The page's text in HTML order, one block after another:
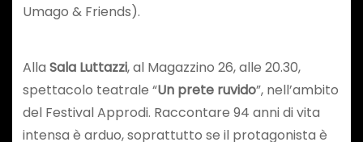
Umago & Friends).
Alla Sala Luttazzi, al Magazzino 26, alle 20.30,
spettacolo teatrale “Un prete ruvido”, nell’ambito
del Festival Approdi. Raccontare 94 anni di vita
intensa è arduo, soprattutto se il protagonista è